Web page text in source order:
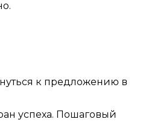
к предложению в
успеха. Пошаговый